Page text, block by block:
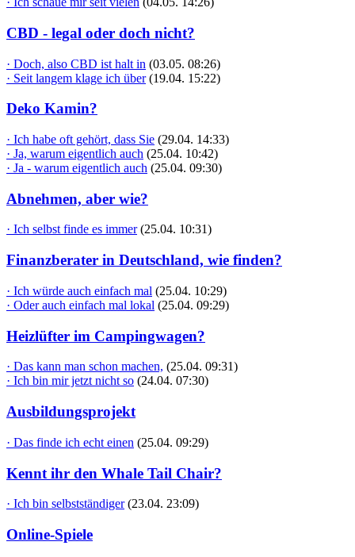
CBD - legal oder doch nicht?
· Doch, also CBD ist halt in (03.05. 08:26)
· Seit langem klage ich über (19.04. 15:22)
Deko Kamin?
· Ich habe oft gehört, dass Sie (29.04. 14:33)
· Ja, warum eigentlich auch (25.04. 10:42)
· Ja - warum eigentlich auch (25.04. 09:30)
Abnehmen, aber wie?
· Ich selbst finde es immer (25.04. 10:31)
Finanzberater in Deutschland, wie finden?
· Ich würde auch einfach mal (25.04. 10:29)
· Oder auch einfach mal lokal (25.04. 09:29)
Heizlüfter im Campingwagen?
· Das kann man schon machen, (25.04. 09:31)
· Ich bin mir jetzt nicht so (24.04. 07:30)
Ausbildungsprojekt
· Das finde ich echt einen (25.04. 09:29)
Kennt ihr den Whale Tail Chair?
· Ich bin selbstständiger (23.04. 23:09)
Online-Spiele